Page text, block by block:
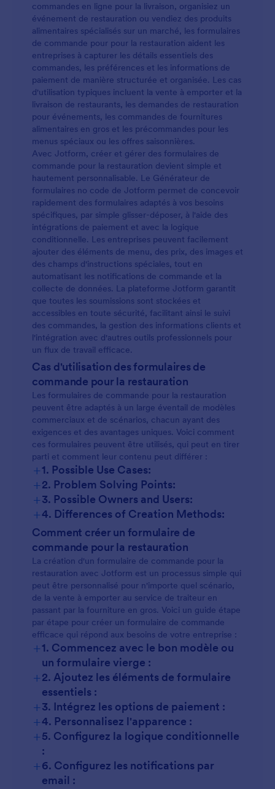
commandes en ligne pour la livraison, organisiez un
événement de restauration ou vendiez des produits
alimentaires spécialisés sur un marché, les formulaires
de commande pour pour la restauration aident les
entreprises à capturer les détails essentiels des
commandes, les préférences et les informations de
paiement de manière structurée et organisée. Les cas
d'utilisation typiques incluent la vente à emporter et la
livraison de restaurants, les demandes de restauration
pour événements, les commandes de fournitures
alimentaires en gros et les précommandes pour les
menus spéciaux ou les offres saisonnières.
Avec Jotform, créer et gérer des formulaires de
commande pour la restauration devient simple et
hautement personnalisable. Le Générateur de
formulaires no code de Jotform permet de concevoir
rapidement des formulaires adaptés à vos besoins
spécifiques, par simple glisser-déposer, à l'aide des
intégrations de paiement et avec la logique
conditionnelle. Les entreprises peuvent facilement
ajouter des éléments de menu, des prix, des images et
des champs d'instructions spéciales, tout en
automatisant les notifications de commande et la
collecte de données. La plateforme Jotform garantit
que toutes les soumissions sont stockées et
accessibles en toute sécurité, facilitant ainsi le suivi
des commandes, la gestion des informations clients et
l'intégration avec d'autres outils professionnels pour
un flux de travail efficace.
Cas d'utilisation des formulaires de
commande pour la restauration
Les formulaires de commande pour la restauration
peuvent être adaptés à un large éventail de modèles
commerciaux et de scénarios, chacun ayant des
exigences et des avantages uniques. Voici comment
ces formulaires peuvent être utilisés, qui peut en tirer
parti et comment leur contenu peut différer :
+1. Possible Use Cases:
+2. Problem Solving Points:
+3. Possible Owners and Users:
+4. Differences of Creation Methods:
Comment créer un formulaire de
commande pour la restauration
La création d'un formulaire de commande pour la
restauration avec Jotform est un processus simple qui
peut être personnalisé pour n'importe quel scénario,
de la vente à emporter au service de traiteur en
passant par la fourniture en gros. Voici un guide étape
par étape pour créer un formulaire de commande
efficace qui répond aux besoins de votre entreprise :
+1. Commencez avec le bon modèle ou
un formulaire vierge :
+2. Ajoutez les éléments de formulaire
essentiels :
+3. Intégrez les options de paiement :
+4. Personnalisez l'apparence :
+5. Configurez la logique conditionnelle
:
+6. Configurez les notifications par
email :